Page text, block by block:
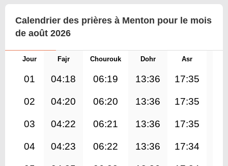
Calendrier des prières à Menton pour le mois
de août 2026
Jour Fajr Chourouk Dohr Asr
01 04:18 06:19 13:36 17:35
02 04:20 06:20 13:36 17:35
03 04:22 06:21 13:36 17:35
04 04:23 06:22 13:36 17:34